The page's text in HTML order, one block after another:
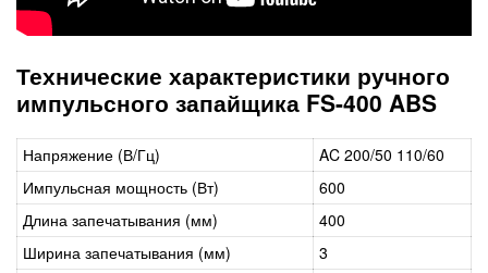
Технические характеристики ручного
импульсного запайщика FS-400 ABS
Напряжение (В/Гц)
AC 200/50 110/60
Импульсная мощность (Вт)
600
Длина запечатывания (мм)
400
Ширина запечатывания (мм)
3